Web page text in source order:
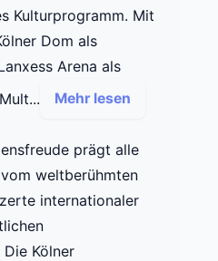
Kulturprogramm. Mit
Dom als
Arena als
Mehr lesen
prägt alle
weltberühmten
internationaler
Die Kölner